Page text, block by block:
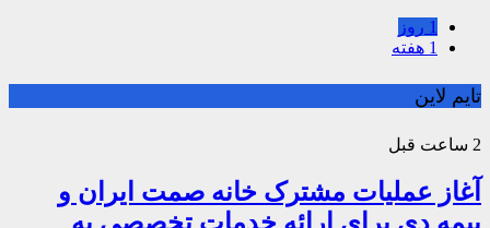
1 روز
1 هفته
تایم لاین
2 ساعت قبل
آغاز عملیات مشترک خانه صمت ایران و